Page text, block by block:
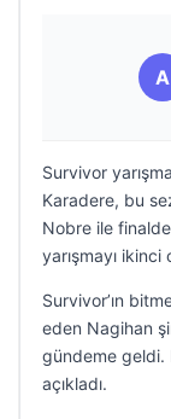
A
Survivor
Karadere, bu
Nobre ile
yarışmayı ikinci
Survivor’ın
eden Nagihan
gündeme geldi.
açıkladı.